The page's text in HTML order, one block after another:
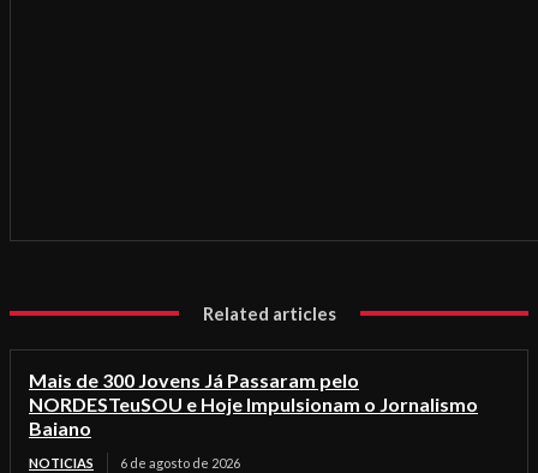
Related articles
Mais de 300 Jovens Já Passaram pelo
NORDESTeuSOU e Hoje Impulsionam o Jornalismo
Baiano
NOTICIAS 6 de agosto de 2026